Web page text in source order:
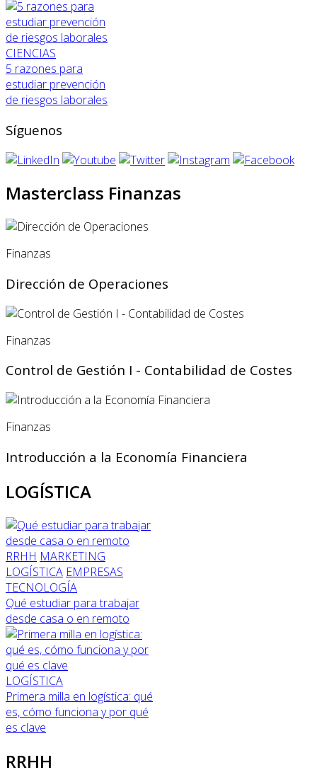
CIENCIAS
5 razones para
estudiar prevención
de riesgos laborales
Síguenos
Masterclass Finanzas
Finanzas
Dirección de Operaciones
Finanzas
Control de Gestión I - Contabilidad de Costes
Finanzas
Introducción a la Economía Financiera
LOGÍSTICA
RRHH MARKETING
LOGÍSTICA EMPRESAS
TECNOLOGÍA
Qué estudiar para trabajar
desde casa o en remoto
LOGÍSTICA
Primera milla en logística: qué
es, cómo funciona y por qué
es clave
RRHH